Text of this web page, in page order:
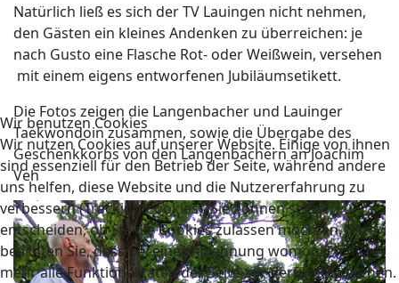
Natürlich ließ es sich der TV Lauingen nicht nehmen,
den Gästen ein kleines Andenken zu überreichen: je
nach Gusto eine Flasche Rot- oder Weißwein, versehen
mit einem eigens entworfenen Jubiläumsetikett.
Die Fotos zeigen die Langenbacher und Lauinger
Taekwondoin zusammen, sowie die Übergabe des
Geschenkkorbs von den Langenbachern an Joachim
Veh
Wir benutzen Cookies
Wir nutzen Cookies auf unserer Website. Einige von ihnen
sind essenziell für den Betrieb der Seite, während andere
uns helfen, diese Website und die Nutzererfahrung zu
verbessern (Tracking Cookies). Sie können selbst
entscheiden, ob Sie die Cookies zulassen möchten. Bitte
beachten Sie, dass bei einer Ablehnung womöglich nicht
mehr alle Funktionalitäten der Seite zur Verfügung stehen.